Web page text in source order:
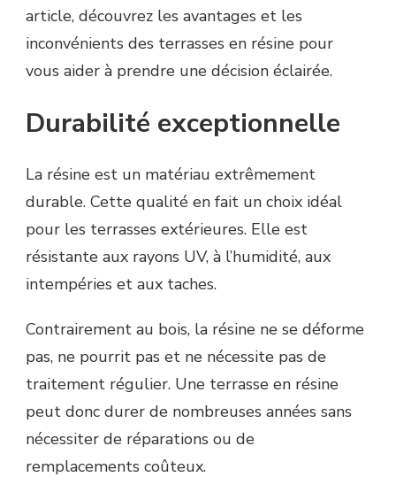
article, découvrez les avantages et les
inconvénients des terrasses en résine pour
vous aider à prendre une décision éclairée.
Durabilité exceptionnelle
La résine est un matériau extrêmement
durable. Cette qualité en fait un choix idéal
pour les terrasses extérieures. Elle est
résistante aux rayons UV, à l’humidité, aux
intempéries et aux taches.
Contrairement au bois, la résine ne se déforme
pas, ne pourrit pas et ne nécessite pas de
traitement régulier. Une terrasse en résine
peut donc durer de nombreuses années sans
nécessiter de réparations ou de
remplacements coûteux.